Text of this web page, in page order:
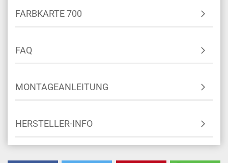
FARBKARTE 700
FAQ
MONTAGEANLEITUNG
HERSTELLER-INFO